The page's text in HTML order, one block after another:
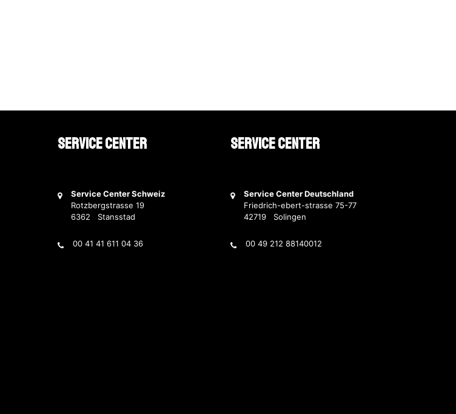
Service Center
Service Center Schweiz
Rotzbergstrasse 19
6362 Stansstad
00 41 41 611 04 36
Service Center
Service Center Deutschland
Friedrich-ebert-strasse 75-77
42719 Solingen
00 49 212 88140012